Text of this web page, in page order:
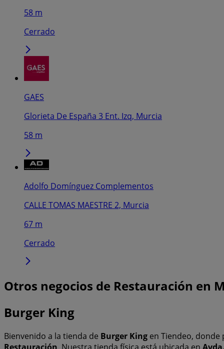
58 m
Cerrado
GAES
Glorieta De España 3 Ent. Izq, Murcia
58 m
Adolfo Domínguez Complementos
CALLE TOMAS MAESTRE 2, Murcia
67 m
Cerrado
Otros negocios de Restauración en
Burger King
Bienvenido a la tienda de Burger King en Tiendeo, donde